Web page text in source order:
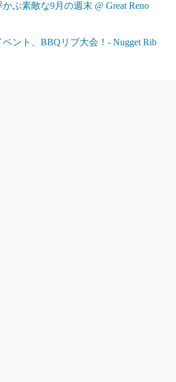
ぶ素敵な9月の週末 @ Great Reno
ント、BBQリブ大会！- Nugget Rib